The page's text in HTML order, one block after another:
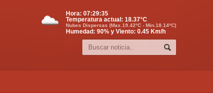
Hora: 07:29:36
Temperatura actual: 18.37°C
Nubes Dispersas (Max.19.42ºC - Min.18.14ºC)
Humedad: 90% y Viento: 0.45 Km/h